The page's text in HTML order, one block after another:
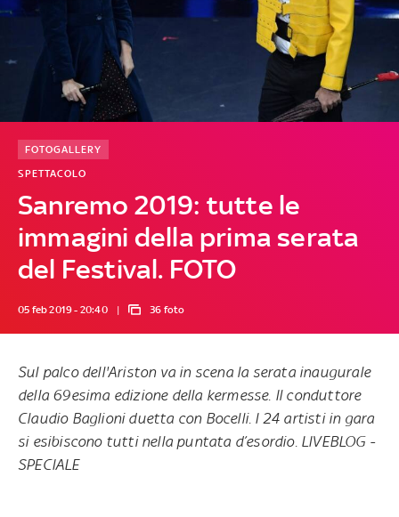
Sanremo 2019: tutte le
immagini della prima serata
del Festival. FOTO
SPETTACOLO
FOTOGALLERY
05 feb 2019 - 20:40 36 foto
Sul palco dell'Ariston va in scena la serata inaugurale
della 69esima edizione della kermesse. Il conduttore
Claudio Baglioni duetta con Bocelli. I 24 artisti in gara
si esibiscono tutti nella puntata d’esordio. LIVEBLOG-
SPECIALE